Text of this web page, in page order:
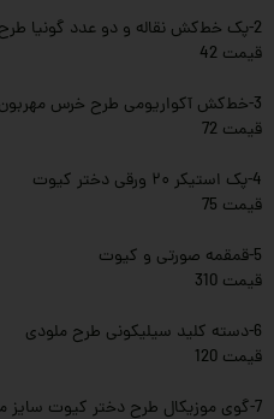
2-پک خط‌کش نقاله و دو عدد گونیا طرح هلوکیتی
قیمت 42
3-خط‌کش آکواریومی طرح خرس مهربون
قیمت 72
4-پک استیکر ۲۰ ورقی دختر کیوت
قیمت 75
5-قمقمه صورتی و کیوت
قیمت 310
6-دسته کلید سیلیکونی طرح ملودی
قیمت 120
7-گوی موزیکال طرح دختر کیوت سایز متوسط